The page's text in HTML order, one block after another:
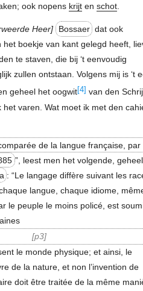
ook nopens krijten schot.
Heer Bossaer dat ook
boekje van kant gelegd heeft,
te staven, die bij ‘t eenvoudig
zullen ontstaan. Volgens mij is ‘t
geheel het oogwit[4] van den
het varen. Wat moet ik met den
de la langue française, par
”, leest men het volgende,
: “Le langage diffère suivant les
langue, chaque idiome,
le peuple le moins policé, est
p3
le monde physique; et ainsi, le
de la nature, et non l’invention de
doit être traitée de la même